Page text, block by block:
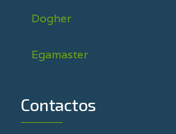
Dogher
Egamaster
Contactos